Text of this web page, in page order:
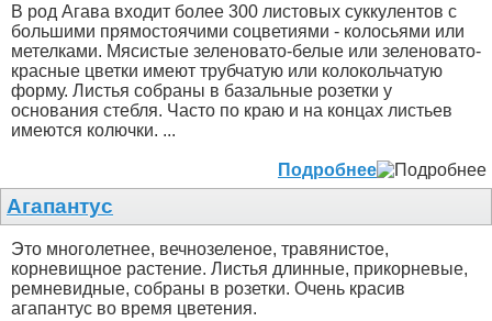
В род Агава входит более 300 листовых суккулентов с
большими прямостоячими соцветиями - колосьями или
метелками. Мясистые зеленовато-белые или зеленовато-
красные цветки имеют трубчатую или колокольчатую
форму. Листья собраны в базальные розетки у
основания стебля. Часто по краю и на концах листьев
имеются колючки. ...
Подробнее
Агапантус
Это многолетнее, вечнозеленое, травянистое,
корневищное растение. Листья длинные, прикорневые,
ремневидные, собраны в розетки. Очень красив
агапантус во время цветения.